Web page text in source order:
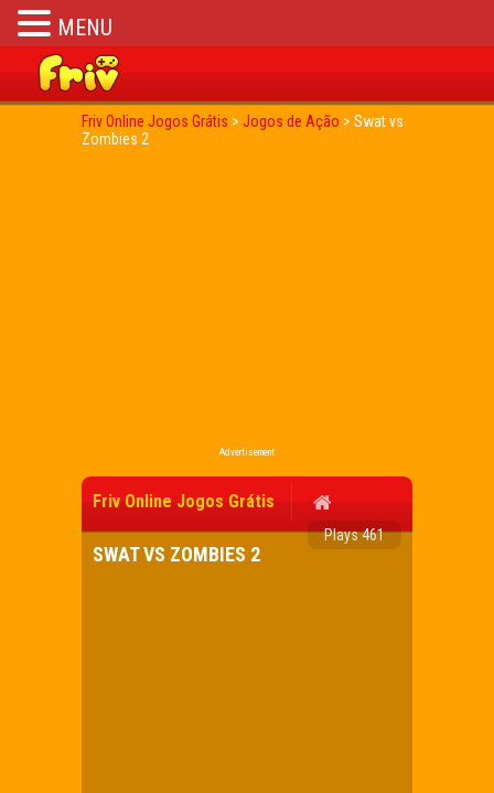
Friv Online Jogos Grátis > Jogos de Ação > Swat vs
Zombies 2
Advertisement
Friv Online Jogos Grátis
Plays 461
SWAT VS ZOMBIES 2
MENU